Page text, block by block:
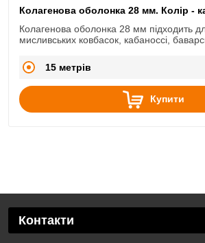
Колагенова оболонка 28 мм. Колір -
Колагенова оболонка 28 мм підходить
мисливських ковбасок, кабаноссі,
15 метрів
Купити
Контакти